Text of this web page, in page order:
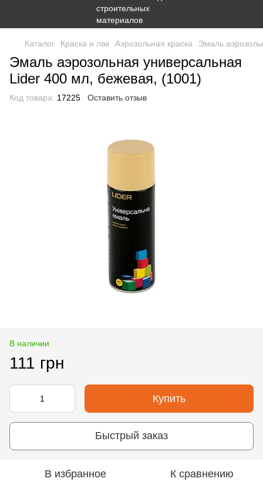
Каталог Краска и лак Аэрозольная краска Эмаль
Эмаль аэрозольная универсальная
Lider 400 мл, бежевая, (1001)
Код товара: 17225 Оставить отзыв
В наличии
111 грн
Купить
Быстрый заказ
В избранное К сравнению